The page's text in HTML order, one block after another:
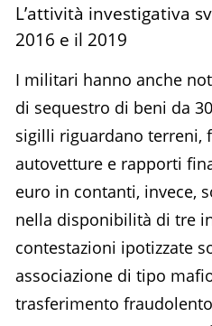
L’attività investigativa
2016 e il 2019
I militari hanno anche
di sequestro di beni da
sigilli riguardano terreni,
autovetture e rapporti
euro in contanti, invece,
nella disponibilità di tre
contestazioni ipotizzate
associazione di tipo
trasferimento